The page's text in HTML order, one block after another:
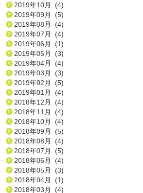
2019年10月 (4)
2019年09月 (5)
2019年08月 (4)
2019年07月 (4)
2019年06月 (1)
2019年05月 (3)
2019年04月 (4)
2019年03月 (3)
2019年02月 (5)
2019年01月 (4)
2018年12月 (4)
2018年11月 (4)
2018年10月 (4)
2018年09月 (5)
2018年08月 (4)
2018年07月 (5)
2018年06月 (4)
2018年05月 (3)
2018年04月 (1)
2018年03月 (4)